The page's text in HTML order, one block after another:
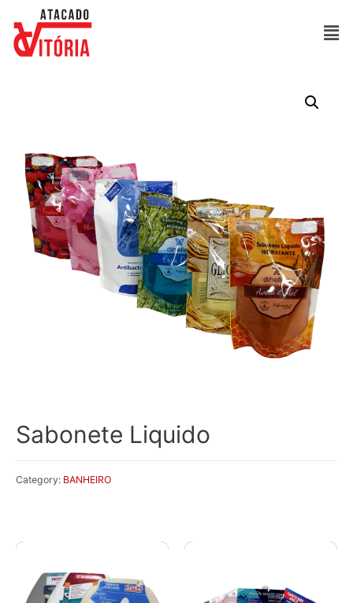
Sabonete Liquido
Category: BANHEIRO